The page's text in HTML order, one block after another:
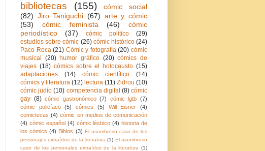
bibliotecas
(155)
cómic social
(82) Jiro Taniguchi (67) arte y cómic
(53)
cómic feminista (46)
cómic
periodístico
(37) cómic político
(29)
estudios sobre cómic (26) cómic histórico (24)
Paco Roca (21) Cómic y fotografía (20) cómic
musical
(20) humor gráfico (20) cómics de
viajes (18) cómics sobre el holocausto (15)
adaptaciones
(14) cómic científico
(14)
cómics y literatura (12) lectura (11) Zidrou (10)
cómic judío (10) competencia digital (8) cómic
gay (8) cómic gastronómico (7) cómic lgtb (7)
cómic policíaco
(5) cómics (5) Will Eisner
(4)
comictecas (4) cómic en medios de comunicación
(4) cómic español (4) cómic lésbico (4) historia de
los cómics (4) Biblos (3) El asombroso caso de los
personajes extraídos de la literatura (1) El asombroso
caso de los personales extraídos de la literatura (1)